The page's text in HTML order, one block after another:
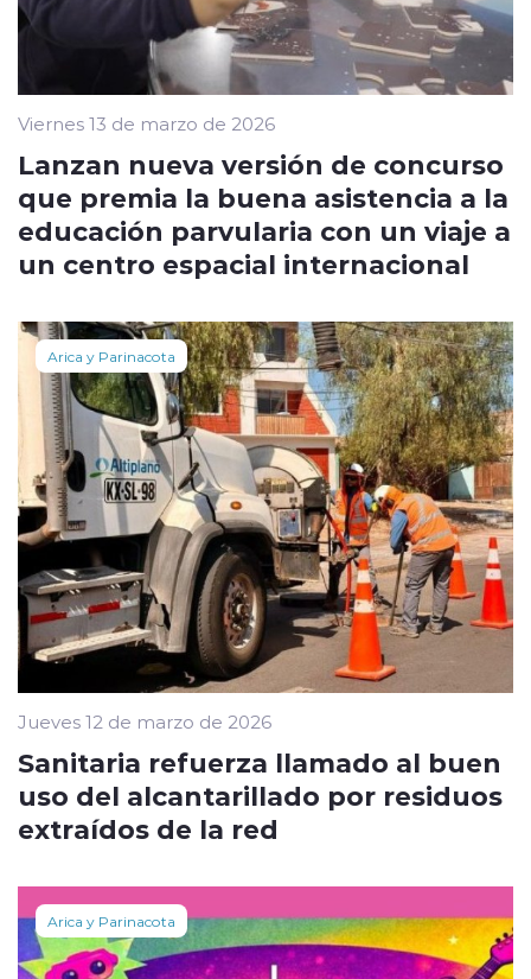
Viernes 13 de marzo de 2026
Lanzan nueva versión de concurso
que premia la buena asistencia a la
educación parvularia con un viaje a
un centro espacial internacional
Arica y Parinacota
Jueves 12 de marzo de 2026
Sanitaria refuerza llamado al buen
uso del alcantarillado por residuos
extraídos de la red
Arica y Parinacota